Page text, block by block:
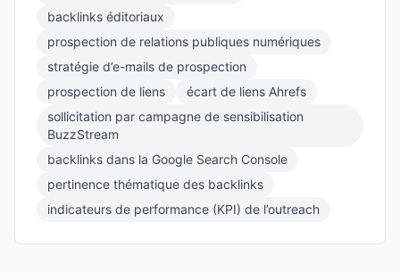
backlinks éditoriaux
prospection de relations publiques numériques
stratégie d’e-mails de prospection
prospection de liens
écart de liens Ahrefs
sollicitation par campagne de sensibilisation
BuzzStream
backlinks dans la Google Search Console
pertinence thématique des backlinks
indicateurs de performance (KPI) de l’outreach